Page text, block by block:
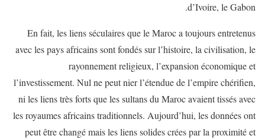
d’Ivoire, le Gabon.
En fait, les liens séculaires que le Maroc a toujours entretenus
avec les pays africains sont fondés sur l’histoire, la civilisation, le
rayonnement religieux, l’expansion économique et
l’investissement. Nul ne peut nier l’étendue de l’empire chérifien,
ni les liens très forts que les sultans du Maroc avaient tissés avec
les royaumes africains traditionnels. Aujourd’hui, les données ont
peut être changé mais les liens solides crées par la proximité et